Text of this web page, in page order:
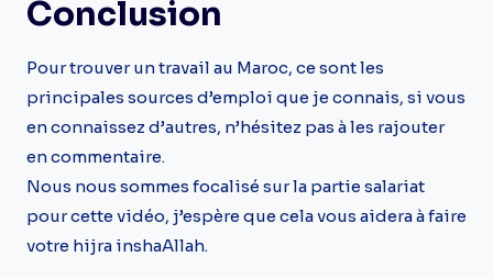
Conclusion
Pour trouver un travail au Maroc, ce sont les
principales sources d’emploi que je connais, si vous
en connaissez d’autres, n’hésitez pas à les rajouter
en commentaire.
Nous nous sommes focalisé sur la partie salariat
pour cette vidéo, j’espère que cela vous aidera à faire
votre hijra inshaAllah.